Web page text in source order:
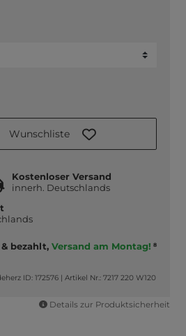
Wunschliste
Kostenloser Versand
innerh. Deutschlands
bezahlt, Versand am Montag! 8
ID: 172576 |Artikel Nr.: 7217 220 W120
Details zur Produktsicherheit